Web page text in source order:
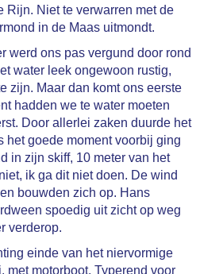
Rijn. Niet te verwarren met de
in de Maas uitmondt.
werd ons pas vergund door rond
water leek ongewoon rustig,
zijn. Maar dan komt ons eerste
hadden we te water moeten
Door allerlei zaken duurde het
het goede moment voorbij ging
in zijn skiff, 10 meter van het
ik ga dit niet doen. De wind
bouwden zich op. Hans
spoedig uit zicht op weg
verderop.
einde van het niervormige
met motorboot. Typerend voor